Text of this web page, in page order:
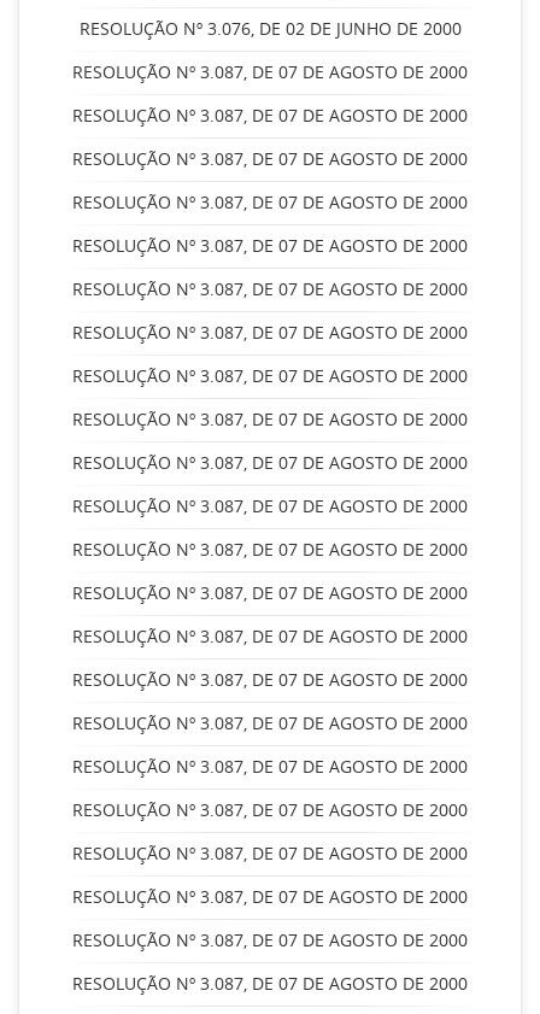
RESOLUÇÃO Nº 3.076, DE 02 DE JUNHO DE 2000
RESOLUÇÃO Nº 3.087, DE 07 DE AGOSTO DE 2000
RESOLUÇÃO Nº 3.087, DE 07 DE AGOSTO DE 2000
RESOLUÇÃO Nº 3.087, DE 07 DE AGOSTO DE 2000
RESOLUÇÃO Nº 3.087, DE 07 DE AGOSTO DE 2000
RESOLUÇÃO Nº 3.087, DE 07 DE AGOSTO DE 2000
RESOLUÇÃO Nº 3.087, DE 07 DE AGOSTO DE 2000
RESOLUÇÃO Nº 3.087, DE 07 DE AGOSTO DE 2000
RESOLUÇÃO Nº 3.087, DE 07 DE AGOSTO DE 2000
RESOLUÇÃO Nº 3.087, DE 07 DE AGOSTO DE 2000
RESOLUÇÃO Nº 3.087, DE 07 DE AGOSTO DE 2000
RESOLUÇÃO Nº 3.087, DE 07 DE AGOSTO DE 2000
RESOLUÇÃO Nº 3.087, DE 07 DE AGOSTO DE 2000
RESOLUÇÃO Nº 3.087, DE 07 DE AGOSTO DE 2000
RESOLUÇÃO Nº 3.087, DE 07 DE AGOSTO DE 2000
RESOLUÇÃO Nº 3.087, DE 07 DE AGOSTO DE 2000
RESOLUÇÃO Nº 3.087, DE 07 DE AGOSTO DE 2000
RESOLUÇÃO Nº 3.087, DE 07 DE AGOSTO DE 2000
RESOLUÇÃO Nº 3.087, DE 07 DE AGOSTO DE 2000
RESOLUÇÃO Nº 3.087, DE 07 DE AGOSTO DE 2000
RESOLUÇÃO Nº 3.087, DE 07 DE AGOSTO DE 2000
RESOLUÇÃO Nº 3.087, DE 07 DE AGOSTO DE 2000
RESOLUÇÃO Nº 3.087, DE 07 DE AGOSTO DE 2000